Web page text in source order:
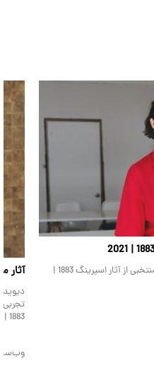
لیز نوول مدیر موسسه‌ی هنر مدرن بریزبین منتخبی از آثار اسپرینگ 1883 |
آثار
دیوید
1883 | 2021 را به نمایش گذاشته است.